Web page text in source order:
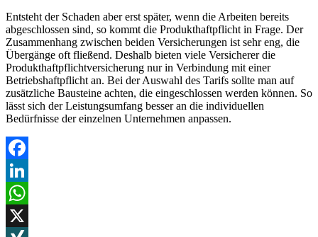
Entsteht der Schaden aber erst später, wenn die Arbeiten bereits
abgeschlossen sind, so kommt die Produkthaftpflicht in Frage. Der
Zusammenhang zwischen beiden Versicherungen ist sehr eng, die
Übergänge oft fließend. Deshalb bieten viele Versicherer die
Produkthaftpflichtversicherung nur in Verbindung mit einer
Betriebshaftpflicht an. Bei der Auswahl des Tarifs sollte man auf
zusätzliche Bausteine achten, die eingeschlossen werden können. So
lässt sich der Leistungsumfang besser an die individuellen
Bedürfnisse der einzelnen Unternehmen anpassen.
Facebook
LinkedIn
WhatsApp